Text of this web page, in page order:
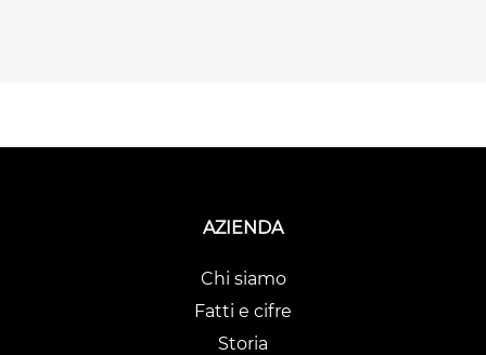
AZIENDA
Chi siamo
Fatti e cifre
Storia